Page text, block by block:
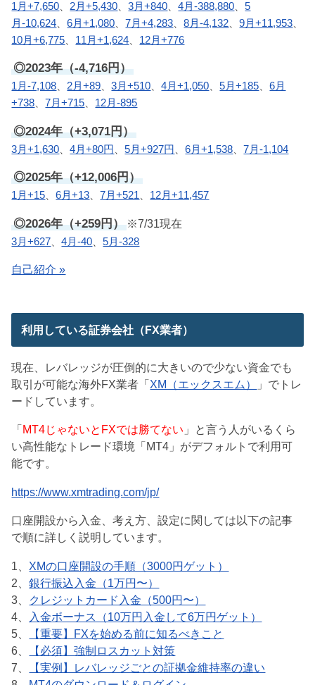
1月+7,650 2月+5,430 、3月+840 、4月-388,880 、5
月-10,624 、6月+1,080 、7月+4,283 、8月-4,132 、9月+11,953
10月+6,775
11月+1,624 12月+776
◎2023年（-4,716円）
1月-7,108、2月+89、3月+510、4月+1,050、5月+185、6月
+738、7月+715、 12月-895
◎2024年（+3,071円）
3月+1,630 、4月+80円 、5月+927円 、6月+1,538 、7月-1,104
◎2025年（+12,006円）
1月+15、6月+13、7月+521、 12月+11,457
◎2026年（+259円） ※7/31現在
3月+627 、4月-40 、5月-328
自己紹介 »
利用している証券会社（FX業者）
現在、レバレッジが圧倒的に大きいので少ない資金でも
取引が可能な海外FX業者「XM（エックスエム）
」でトレ
ードしています。
「MT4じゃないとFXでは勝てない 」と言う人がいるくら
い高性能なトレード環境「MT4」がデフォルトで利用可
能です。
https://www.xmtrading.com/jp/
口座開設から入金、考え方、設定に関しては以下の記事
で順に詳しく説明しています。
1、 XMの口座開設の手順（3000円ゲット）
2、銀行振込入金（1万円〜）
3、 クレジットカード入金（500円〜）
4、
入金ボーナス（10万円入金して6万円ゲット）
5、
【重要】FXを始める前に知るべきこと
6、
【必須】強制ロスカット対策
7、
【実例】レバレッジごとの証拠金維持率の違い